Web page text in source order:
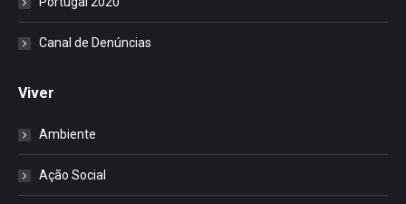
Canal de Denúncias
Viver
Ambiente
Ação Social